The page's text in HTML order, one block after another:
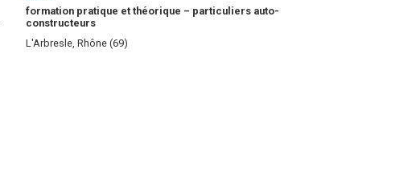
formation pratique et théorique – particuliers auto-
constructeurs
L'Arbresle, Rhône (69)